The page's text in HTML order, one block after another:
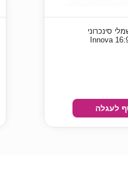
סינכרוני
לעגלה